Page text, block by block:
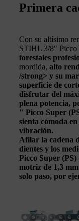
Primera
Con su altísimo
STIHL 3/8" Picco
forestales
mordida, alto
/strong> y su
superficie de
disfrutar del
plena potencia,
" Picco Super
sienta cómoda
vibración.
Afilar la cadena
dientes y los
Picco Super (PS)
motriz de 1,3
solo paso, por